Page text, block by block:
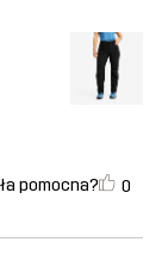
pomocna? 0